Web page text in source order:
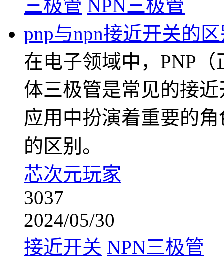
三极管 NPN三极管
pnp与npn接近开关的
在电子领域中，PNP
体三极管是常见的接
应用中扮演着重要的
的区别。
芯次元玩家
3037
2024/05/30
接近开关 NPN三极管